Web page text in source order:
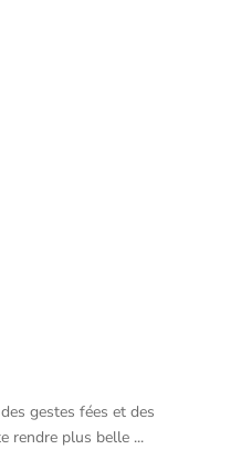
gestes fées et des
rendre plus belle ...